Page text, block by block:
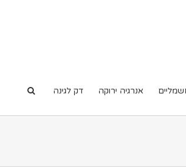
אנרגיה ירוקה דק לגינה